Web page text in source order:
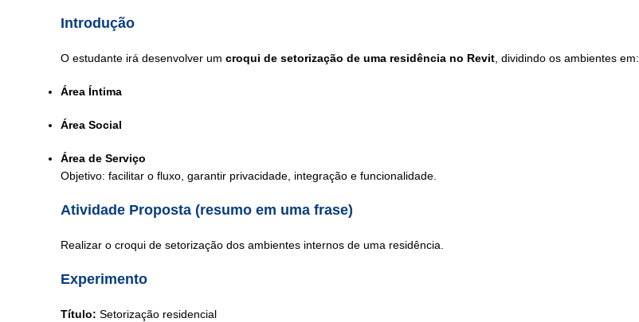
Introdução
O estudante irá desenvolver um croqui de setorização de uma residência no Revit, dividindo os ambientes em:
Área Íntima
Área Social
Área de Serviço
Objetivo: facilitar o fluxo, garantir privacidade, integração e funcionalidade.
Atividade Proposta (resumo em uma frase)
Realizar o croqui de setorização dos ambientes internos de uma residência.
Experimento
Título: Setorização residencial